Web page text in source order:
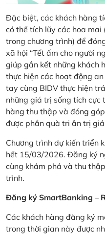
Đặc biệt, các khách hàng
có thể tích lũy các hoa
trong chương trình) để
xã hội “Tết ấm cho người
giúp gắn kết những khách
thực hiện các hoạt động
tay cùng BIDV thực hiện
những giá trị sống tích cực
hàng thu thập và đóng
được phần quà tri ân trị
Chương trình dự kiến triển
hết 15/03/2026. Đăng ký
cùng khám phá và thu
trình.
Đăng ký SmartBanking –
Các khách hàng đăng ký
trong thời gian này được